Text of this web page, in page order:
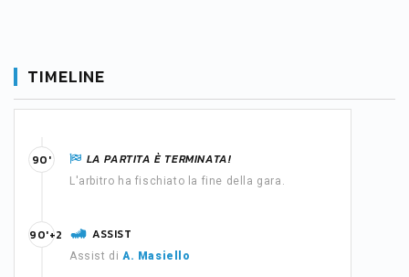
TIMELINE
LA PARTITA È TERMINATA!
L'arbitro ha fischiato la fine della gara.
90'
ASSIST
Assist di A. Masiello
90'+2